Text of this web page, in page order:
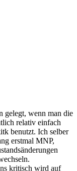
gelegt, wenn man die
relativ einfach
benutzt. Ich selber
erstmal MNP,
kritisch wird auf